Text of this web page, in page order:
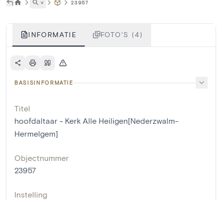
˅ 23957
INFORMATIE FOTO'S (4)
BASISINFORMATIE
Titel
hoofdaltaar - Kerk Alle Heiligen[Nederzwalm-
Hermelgem]
Objectnummer
23957
Instelling